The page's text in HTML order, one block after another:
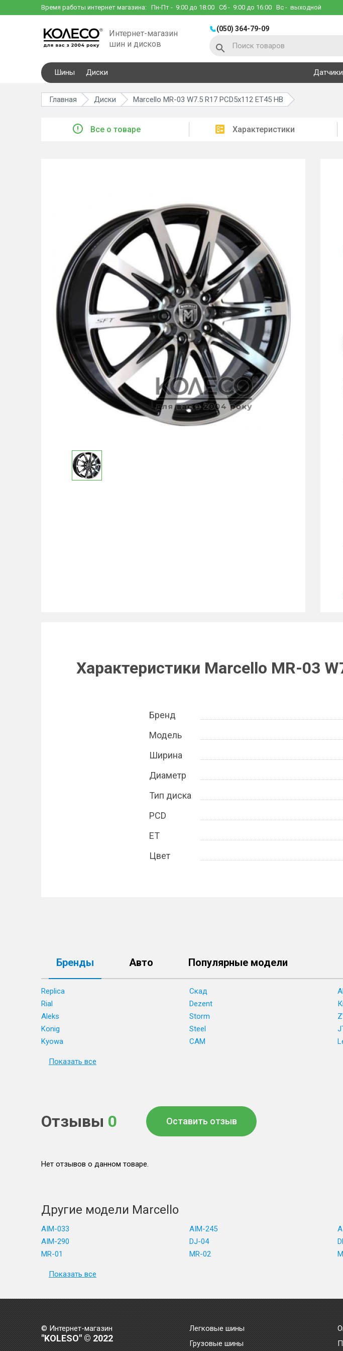
Время работы интернет магазина: Пн-Пт - 9:00 до 18:00 Сб - 9:00 до 16:00 Вс - выходной
Интернет-магазин
шин и дисков
(050) 364-79-09
Шины Диски
Главная Диски Marcello MR-03 W7.5 R17 PCD5x112 ET45 HB
Все о товаре Характеристики
Характеристики Marcello MR-03
Бренд
Модель
Ширина
Диаметр
Тип диска
PCD
ET
Цвет
Бренды Авто Популярные модели
Replica Скад
Rial
Dezent
Aleks
Storm
Konig
Steel
Kyowa
CAM
Показать все
Отзывы 0 Оставить отзыв
Нет отзывов о данном товаре.
Другие модели Marcello
AIM-033 AIM-245
AIM-290
DJ-04
MR-01
MR-02
Показать все
© Интернет-магазин
"KOLESO" © 2022
Легковые шины
Грузовые шины